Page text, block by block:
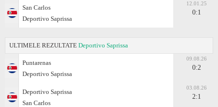
San Carlos
Deportivo Saprissa
12.01.25
0:1
ULTIMELE REZULTATE Deportivo Saprissa
Puntarenas
Deportivo Saprissa
09.08.26
0:2
Deportivo Saprissa
San Carlos
03.08.26
2:1